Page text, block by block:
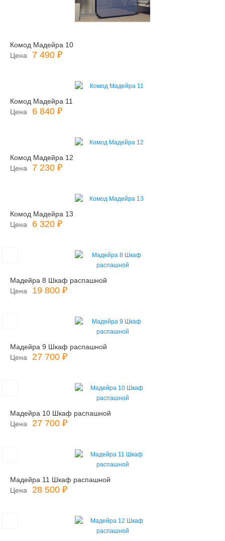
Комод Мадейра 10
Цена
7 490 ₽
Комод Мадейра 11
Цена
6 840 ₽
Комод Мадейра 12
Цена
7 230 ₽
Комод Мадейра 13
Цена
6 320 ₽
Мадейра 8 Шкаф распашной
Цена
19 800 ₽
Мадейра 9 Шкаф распашной
Цена
27 700 ₽
Мадейра 10 Шкаф распашной
Цена
27 700 ₽
Мадейра 11 Шкаф распашной
Цена
28 500 ₽